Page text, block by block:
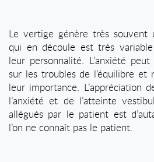
Le vertige génère très souvent
qui en découle est très
leur personnalité. L’anxiété
sur les troubles de l’équilibre et
leur importance. L’appréciation
l’anxiété et de l’atteinte
allégués par le patient est
l’on ne connaît pas le patient.